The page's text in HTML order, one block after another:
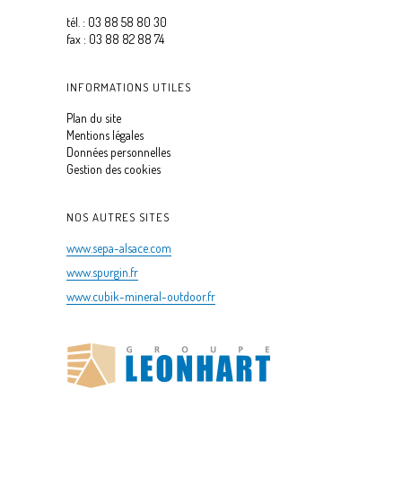
tél. : 03 88 58 80 30
fax : 03 88 82 88 74
INFORMATIONS UTILES
Plan du site
Mentions légales
Données personnelles
Gestion des cookies
NOS AUTRES SITES
www.sepa-alsace.com
www.spurgin.fr
www.cubik-mineral-outdoor.fr